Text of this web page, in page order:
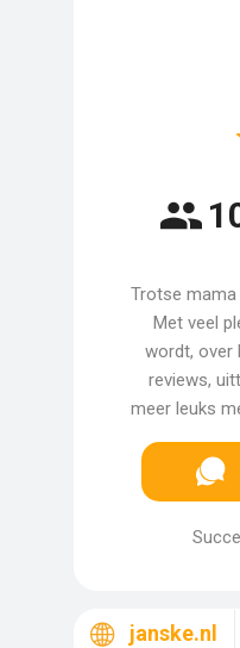
Trotse mama
Met veel
wordt, over
reviews,
meer leuks
janske.nl